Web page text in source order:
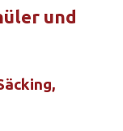
und